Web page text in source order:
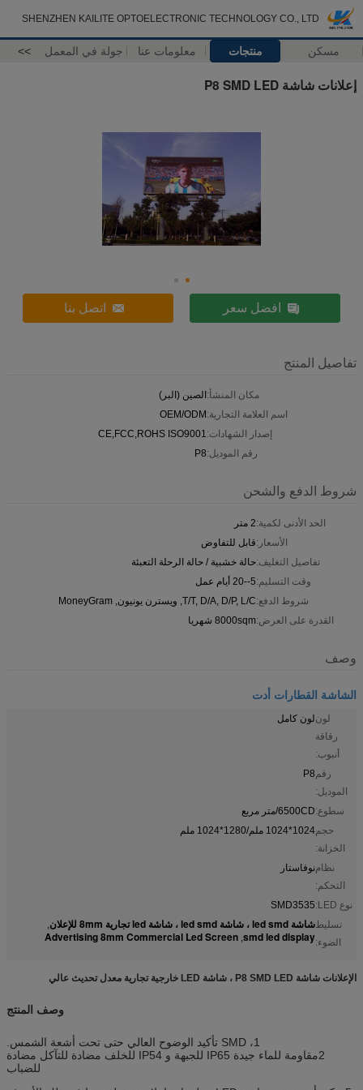
SHENZHEN KAILITE OPTOELECTRONIC TECHNOLOGY CO., LTD
مسكن منتجات معلومات عنا جولة في المعمل >>
إعلانات شاشة P8 SMD LED
افضل سعر اتصل بنا
تفاصيل المنتج
مكان المنشأ:الصين (البر)
اسم العلامة التجارية:OEM/ODM
إصدار الشهادات:CE,FCC,ROHS ISO9001
رقم الموديل:P8
شروط الدفع والشحن
الحد الأدنى لكمية:2 متر
الأسعار:قابل للتفاوض
تفاصيل التغليف:حالة خشبية / حالة الرحلة التعبئة
وقت التسليم:5--20 أيام عمل
شروط الدفع:T/T, D/A, D/P, L/C, ويسترن يونيون, MoneyGram
القدرة على العرض:8000sqm شهريا
وصف
الشاشة القطارات أدت
لون
رقاقة
أنبوب:
لون كامل
رقم
الموديل:
P8
سطوع:6500CD/متر مربع
حجم
الخزانة:
1024*1024 ملم/1280*1024 ملم
نظام
التحكم:
نوفاستار
نوع LED:
SMD3535
تسليط
الضوء:
شاشة led smd ، شاشة led smd ، شاشة led تجارية 8mm للإعلان ,
smd led display
,
Advertising 8mm Commercial Led Screen
الإعلانات شاشة P8 SMD LED ، شاشة LED خارجية تجارية معدل تحديث عالي
وصف المنتج
1، SMD تأكيد الوضوح العالي حتى تحت أشعة الشمس.
2مقاومة للماء جيدة IP65 للجبهة و IP54 للخلف مضادة للتآكل مضادة
للضباب